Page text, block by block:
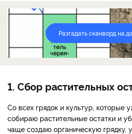
Разгадать сканворд на
1. Сбор растительных
Со всех грядок и культур, которые
собираю растительные остатки и
чаще создаю органическую грядку,